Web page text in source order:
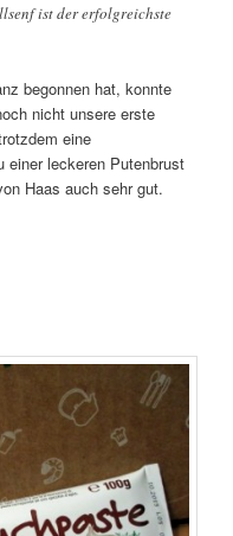
ist der erfolgreichste
begonnen hat, konnte
nicht unsere erste
eine
einer leckeren Putenbrust
Haas auch sehr gut.